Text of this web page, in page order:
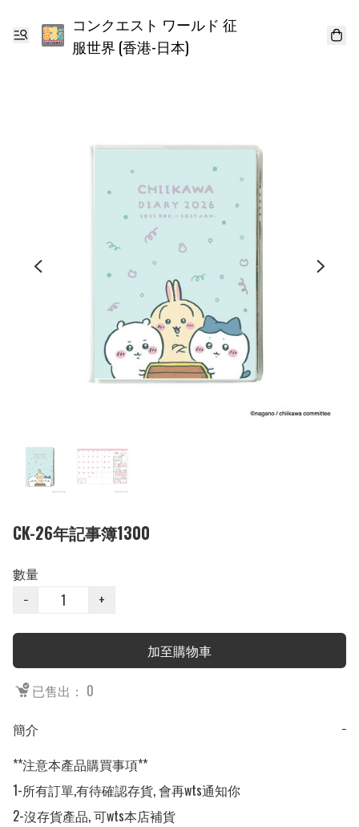
コンクエスト ワールド 征
服世界 (香港-日本)
CK-26年記事簿1300
數量
−
+
加至購物車
已售出： 0
簡介
−
**注意本產品購買事項**
1-所有訂單,有待確認存貨, 會再wts通知你
2-沒存貨產品, 可wts本店補貨